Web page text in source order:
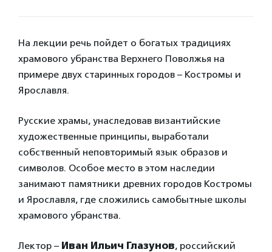
На лекции речь пойдет о богатых традициях
храмового убранства Верхнего Поволжья на
примере двух старинных городов – Костромы и
Ярославля.
Русские храмы, унаследовав византийские
художественные принципы, выработали
собственный неповторимый язык образов и
символов. Особое место в этом наследии
занимают памятники древних городов Костромы
и Ярославля, где сложились самобытные школы
храмового убранства.
Лектор – Иван Ильич Глазунов, российский